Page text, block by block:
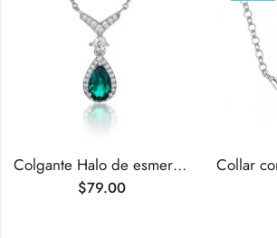
Colgante Halo de esmeralda cultivada en laboratorio de talla pera de 0,73 ct
$79.00